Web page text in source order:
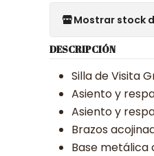
Mostrar stock
DESCRIPCIÓN
Silla de Visita
Asiento y
Asiento y
Brazos
Base metálica